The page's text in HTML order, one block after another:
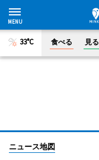
33°C 食べる 見
ニュース地図